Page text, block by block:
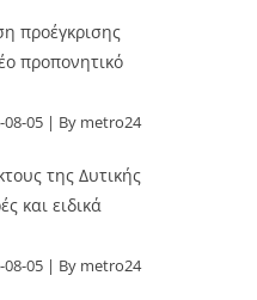
προέγκρισης
προπονητικό
08-05 By metro24
της Δυτικής
και ειδικά
08-05 By metro24